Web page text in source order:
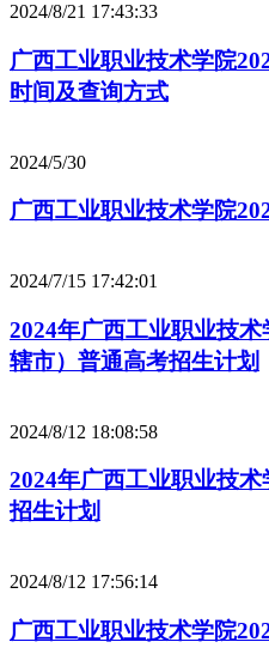
2024/8/21 17:43:33
广西工业职业技术学院
时间及查询方式
2024/5/30
广西工业职业技术学院
2024/7/15 17:42:01
2024年广西工业职业技
辖市）普通高考招生计划
2024/8/12 18:08:58
2024年广西工业职业技
招生计划
2024/8/12 17:56:14
广西工业职业技术学院